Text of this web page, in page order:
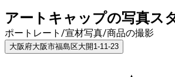
アートキャップの写真ス
ポートレート/宣材写真/商品の撮影
大阪府大阪市福島区大開1-11-23